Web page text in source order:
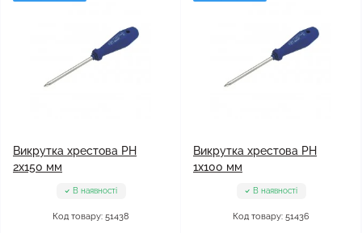
Викрутка хрестова PH
2x150 мм
В наявності
Код товару: 51438
Викрутка хрестова PH
1x100 мм
В наявності
Код товару: 51436